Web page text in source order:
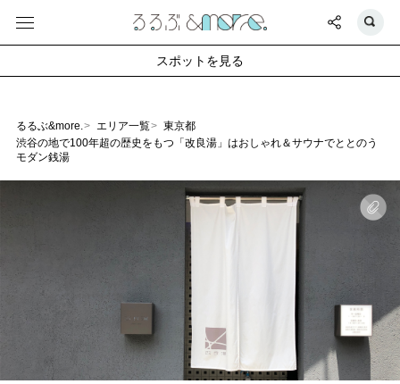
るるぶ&more. エリア一覧
東京都
渋谷の地で100年超の歴史をもつ「改良湯」はおしゃれ＆サウナでととのう
モダン銭湯
スポットを見る